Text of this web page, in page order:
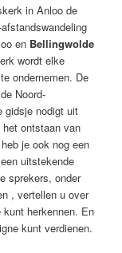
in Anloo de
en Bellingwolde
wordt elke
ondernemen. De
Noord-
gidsje nodigt uit
ontstaan van
je ook nog een
uitstekende
sprekers, onder
, vertellen u over
herkennen. En
kunt verdienen.